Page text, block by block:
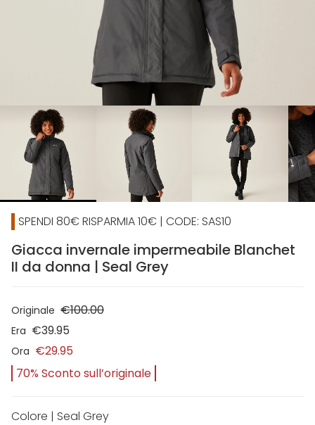
chevron_right
SPENDI 80€ RISPARMIA 10€ | CODE: SAS10
Giacca invernale impermeabile Blanchet
II da donna | Seal Grey
Originale €100.00
Era €39.95
Ora €29.95
70% Sconto sull’originale
Colore | Seal Grey